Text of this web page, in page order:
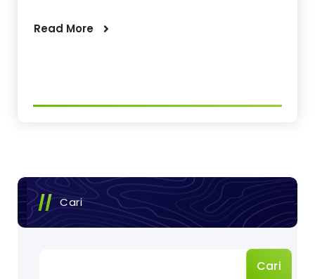
Read More
Cari
Cari